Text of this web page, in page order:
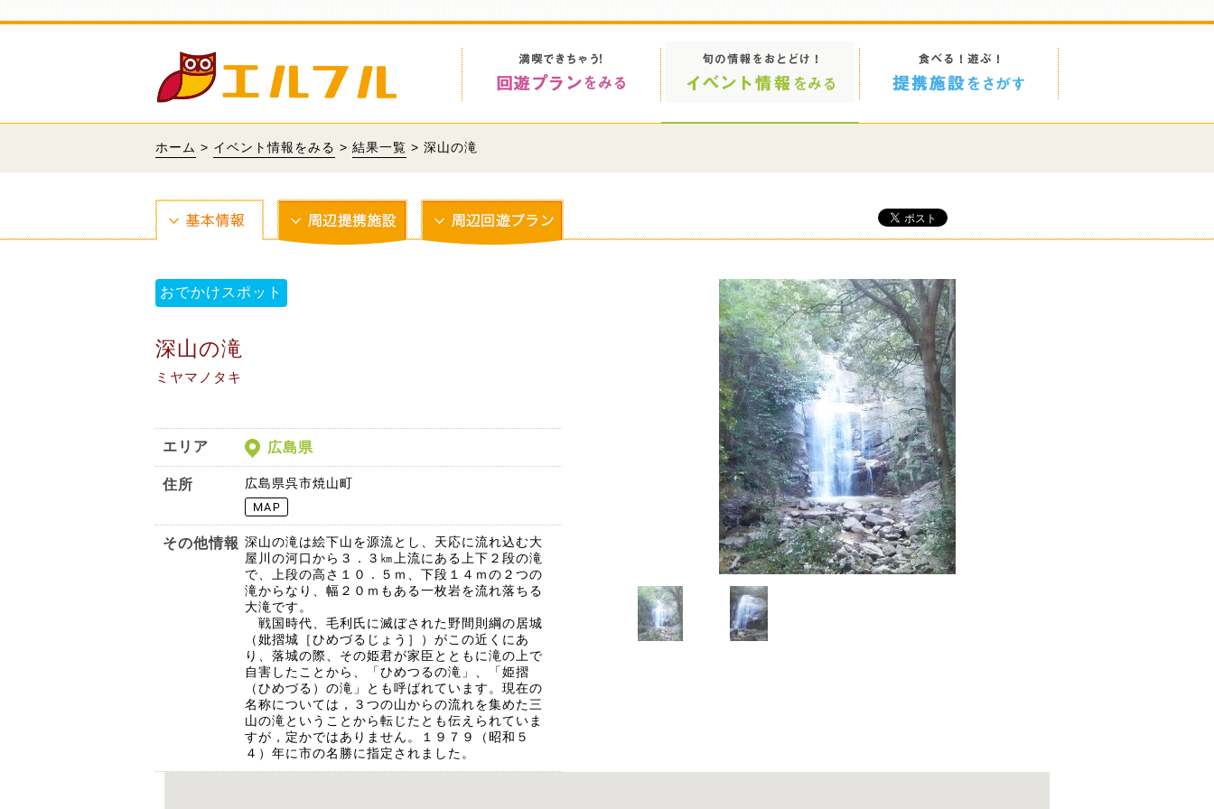
ホーム > イベント情報をみる > 結果一覧 > 深山の滝
おでかけスポット
深山の滝
ミヤマノタキ
エリア 広島県
住所 広島県呉市焼山町
その他情報 深山の滝は絵下山を源流とし、天応に流れ込む大
屋川の河口から３．３㎞上流にある上下２段の滝
で、上段の高さ１０．５ｍ、下段１４ｍの２つの
滝からなり、幅２０ｍもある一枚岩を流れ落ちる
大滝です。
戦国時代、毛利氏に滅ぼされた野間則綱の居城
（妣摺城［ひめづるじょう］）がこの近くにあ
り、落城の際、その姫君が家臣とともに滝の上で
自害したことから、「ひめつるの滝」、「姫摺
（ひめづる）の滝」とも呼ばれています。現在の
名称については，３つの山からの流れを集めた三
山の滝ということから転じたとも伝えられていま
すが，定かではありません。１９７９（昭和５
４）年に市の名勝に指定されました。